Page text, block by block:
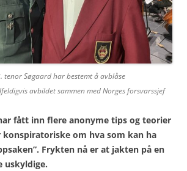
tenor Søgaard har bestemt å avblåse
avbildet sammen med Norges forsvarssjef
fått inn flere anonyme tips og teorier
om hva som kan ha
Frykten nå er at jakten på en
uskyldige.